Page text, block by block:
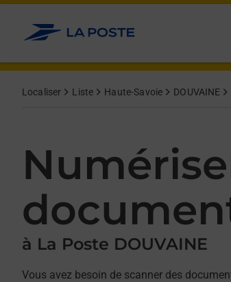
Allez au contenu
Localiser Liste Haute-Savoie DOUVAINE
à La Poste DOUVAINE
Vous avez besoin de scanner des
Afficher ou masquer la réponse
Afficher ou masquer la réponse
Afficher ou masquer la réponse